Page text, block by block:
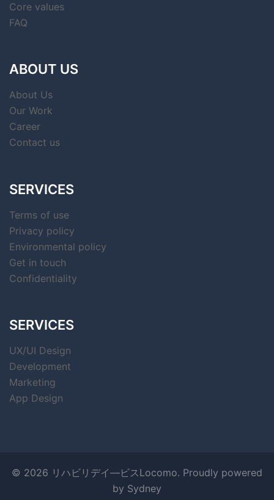
Core values
FAQ
ABOUT US
About Us
Our Work
Career
Contact us
SERVICES
Terms of use
Privacy policy
Environmental policy
Get in touch
Confidentiality
SERVICES
UX/UI Design
Development
Marketing
App Design
© 2026 リハビリデイ―ビスLocomo. Proudly powered
by Sydney